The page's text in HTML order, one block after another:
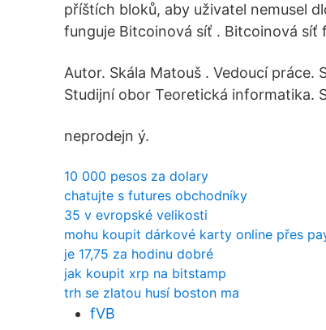
příštích bloků, aby uživatel nemusel
funguje Bitcoinová síť . Bitcoinová síť
Autor. Skála Matouš . Vedoucí
Studijní obor Teoretická informatika.
neprodejn ý.
10 000 pesos za dolary
chatujte s futures obchodníky
35 v evropské velikosti
mohu koupit dárkové karty online přes
je 17,75 za hodinu dobré
jak koupit xrp na bitstamp
trh se zlatou husí boston ma
fVB